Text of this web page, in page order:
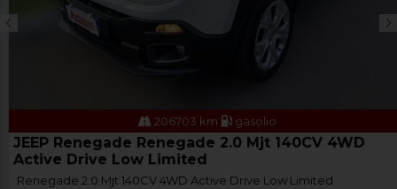
206703 km gasolio
JEEP Renegade Renegade 2.0 Mjt 140CV 4WD
Active Drive Low Limited
Renegade 2.0 Mjt 140CV 4WD Active Drive Low Limited